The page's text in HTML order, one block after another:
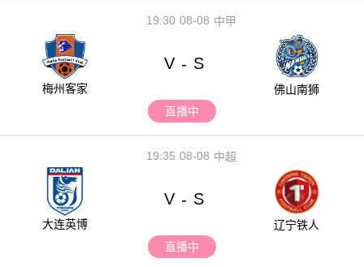
08-08
19:30 中甲
梅州客家
V - S
佛山南狮
直播中
08-08
19:35 中超
大连英博
V - S
辽宁铁人
直播中